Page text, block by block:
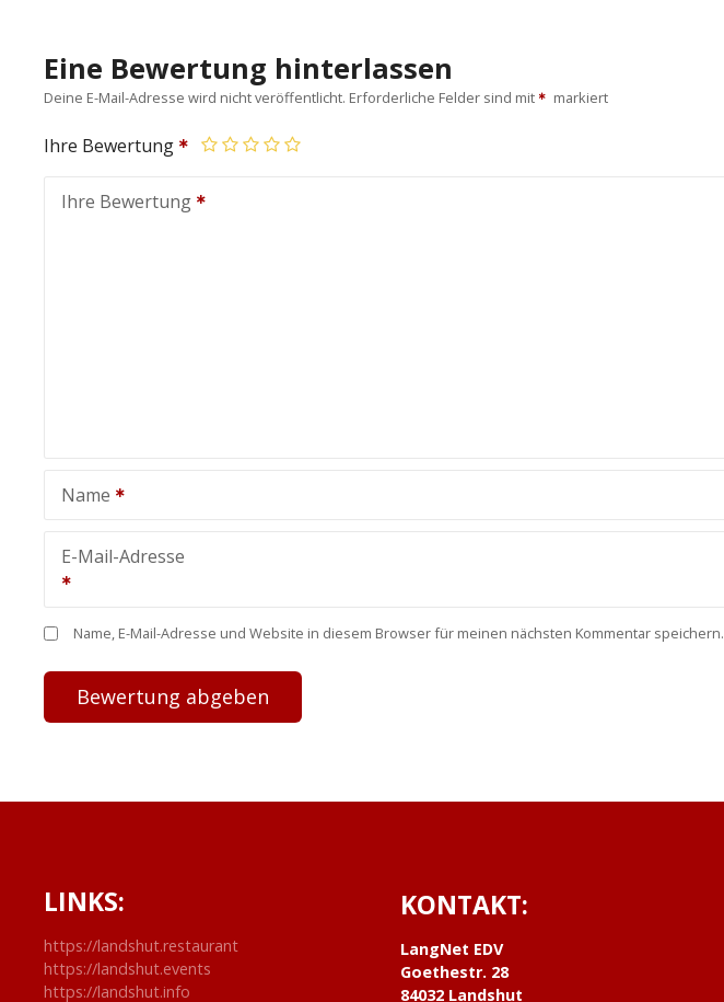
Eine Bewertung hinterlassen
Deine E-Mail-Adresse wird nicht veröffentlicht. Erforderliche Felder sind mit markiert
Ihre Bewertung
Ihre Bewertung
Name
E-Mail-Adresse
Name, E-Mail-Adresse und Website in diesem Browser für meinen nächsten Kommentar speichern.
LINKS:
https://landshut.restaurant
https://landshut.events
https://landshut.info
KONTAKT:
LangNet EDV
Goethestr. 28
84032 Landshut